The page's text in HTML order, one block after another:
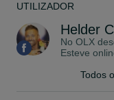
UTILIZADOR
Helder
No OLX
Esteve
Todos